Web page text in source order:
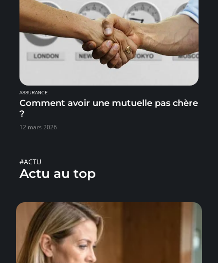
ASSURANCE
Comment avoir une mutuelle pas chère
?
12 mars 2026
#ACTU
Actu au top